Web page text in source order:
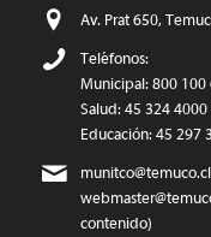
Av. Prat 650,
Teléfonos:
Municipal: 800 100
Salud: 45 324
Educación: 45 297
munitco@temuco.cl
contenido)